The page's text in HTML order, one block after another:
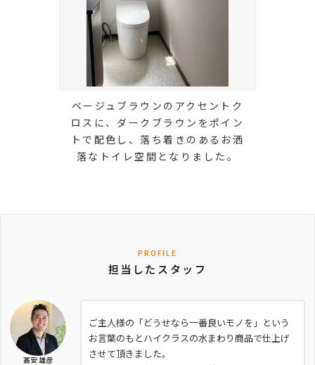
ベージュブラウンのアクセントク
ロスに、ダークブラウンをポイン
トで配色し、落ち着きのあるお洒
落なトイレ空間となりました。
PROFILE
担当したスタッフ
髙安 雄彦
ご主人様の「どうせなら一番良いモノを」という
お言葉のもとハイクラスの水まわり商品で仕上げ
させて頂きました。